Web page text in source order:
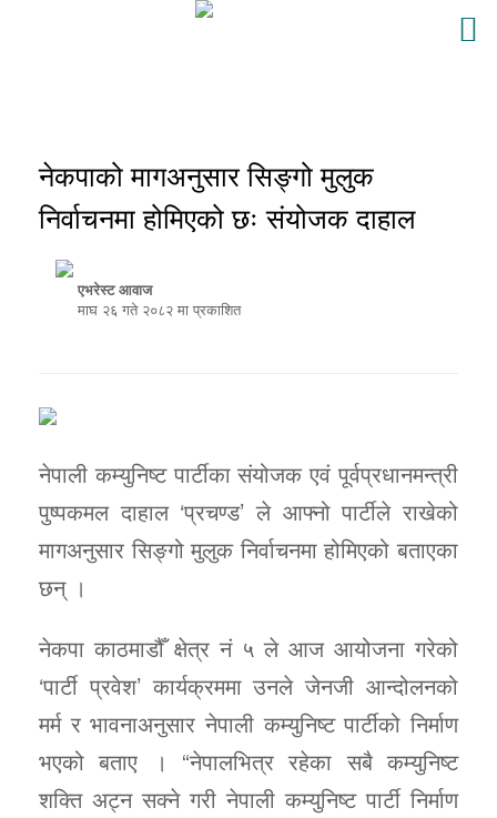
नेकपाको मागअनुसार सिङ्गो मुलुक
निर्वाचनमा होमिएको छः संयोजक दाहाल
एभरेस्ट आवाज
माघ २६ गते २०८२ मा प्रकाशित
नेपाली कम्युनिष्ट पार्टीका संयोजक एवं पूर्वप्रधानमन्त्री
पुष्पकमल दाहाल ‘प्रचण्ड’ ले आफ्नो पार्टीले राखेको
मागअनुसार सिङ्गो मुलुक निर्वाचनमा होमिएको बताएका
छन् ।
नेकपा काठमाडौँ क्षेत्र नं ५ ले आज आयोजना गरेको
‘पार्टी प्रवेश’ कार्यक्रममा उनले जेनजी आन्दोलनको
मर्म र भावनाअनुसार नेपाली कम्युनिष्ट पार्टीको निर्माण
भएको बताए । “नेपालभित्र रहेका सबै कम्युनिष्ट
शक्ति अट्न सक्ने गरी नेपाली कम्युनिष्ट पार्टी निर्माण